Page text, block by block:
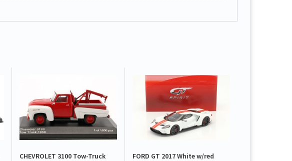
CHEVROLET 3100 Tow-Truck
FORD GT 2017 White w/red